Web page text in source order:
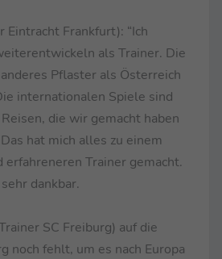
Frankfurt): “Ich
als Trainer. Die
Pflaster als Österreich
internationalen Spiele sind
die wir gemacht haben
hat mich alles zu einem
erfahreneren Trainer gemacht.
dankbar.
SC Freiburg) auf die
noch fehlt, um es nach Europa